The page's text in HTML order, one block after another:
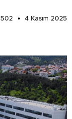
502
4 Kasım 2025